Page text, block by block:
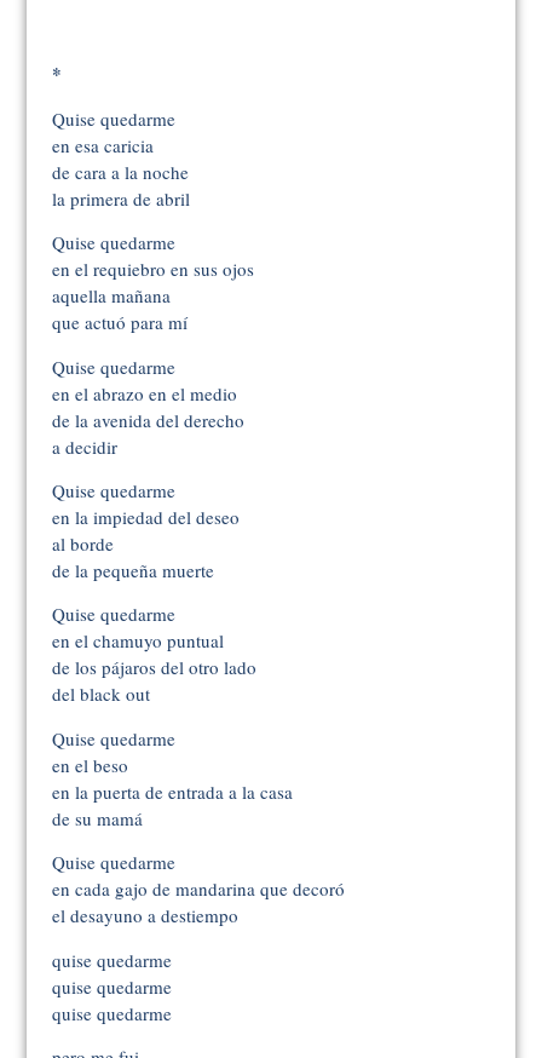
*
Quise quedarme
en esa caricia
de cara a la noche
la primera de abril
Quise quedarme
en el requiebro en sus ojos
aquella mañana
que actuó para mí
Quise quedarme
en el abrazo en el medio
de la avenida del derecho
a decidir
Quise quedarme
en la impiedad del deseo
al borde
de la pequeña muerte
Quise quedarme
en el chamuyo puntual
de los pájaros del otro lado
del black out
Quise quedarme
en el beso
en la puerta de entrada a la casa
de su mamá
Quise quedarme
en cada gajo de mandarina que decoró
el desayuno a destiempo
quise quedarme
quise quedarme
quise quedarme